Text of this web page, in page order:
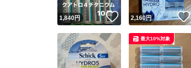
1,840円 いいね！
2,160円
最大10%対象